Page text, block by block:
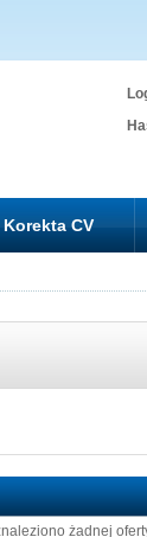
Korekta CV
żadnej